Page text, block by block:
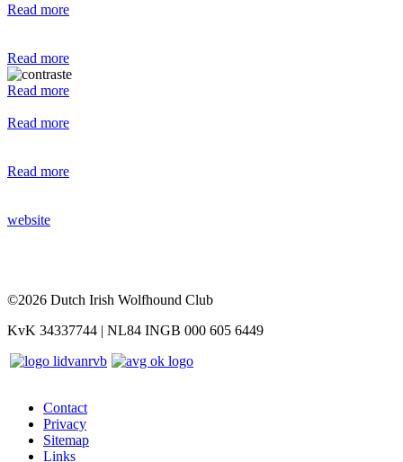
Read more
Read more
Read more
Read more
Read more
website
©2026 Dutch Irish Wolfhound Club
KvK 34337744 | NL84 INGB 000 605 6449
Contact
Privacy
Sitemap
Links